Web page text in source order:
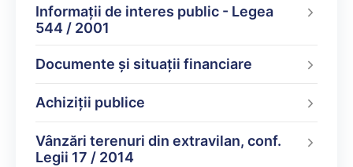
Informații de interes public - Legea
544 / 2001
Documente şi situaţii financiare
Achiziții publice
Vânzări terenuri din extravilan, conf.
Legii 17 / 2014